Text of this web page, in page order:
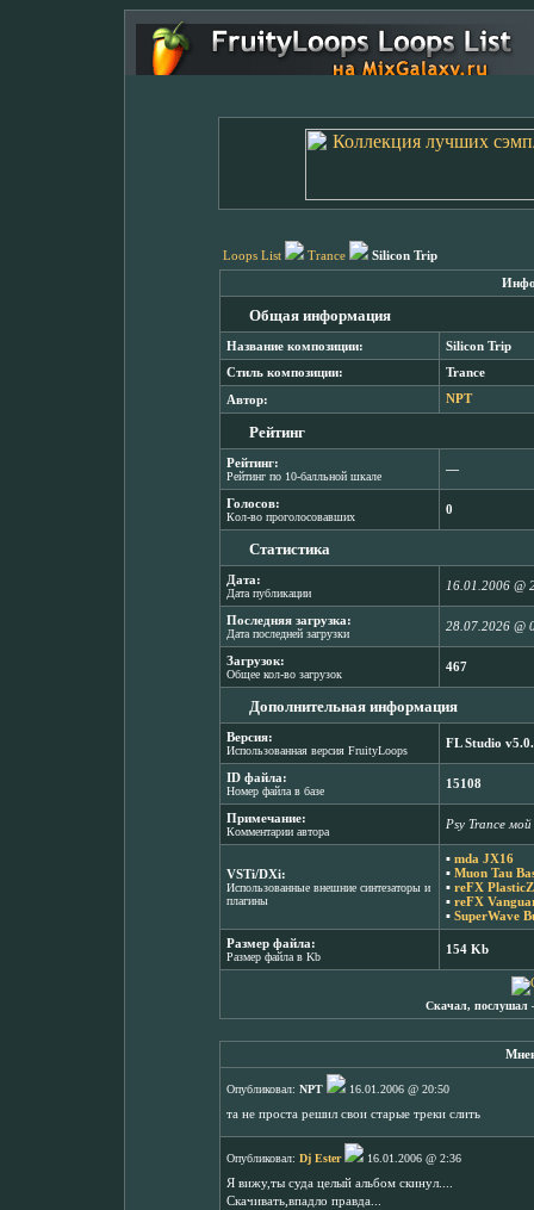
Loops List Trance Silicon Trip
Общая информация
Название композиции: Silicon Trip
Стиль композиции: Trance
Автор: NPT
Рейтинг
Рейтинг:
Рейтинг по 10-балльной шкале
―
Голосов:
Кол-во проголосовавших
0
Статистика
Дата:
Дата публикации
16.01.2006 @
Последняя загрузка:
Дата последней загрузки
28.07.2026 @
Загрузок:
Общее кол-во загрузок
467
Дополнительная информация
Версия:
Использованная версия FruityLoops
FL Studio
ID файла:
Номер файла в базе
15108
Примечание:
Комментарии автора
Psy Trance
VSTi/DXi:
Использованные внешние синтезаторы и
плагины
▪ mda JX16
▪ Muon Tau
▪ reFX
▪ reFX
▪ SuperWave
Размер файла:
Размер файла в Kb
154 Kb
Скачал, послушал
Опубликовал: NPT
16.01.2006 @ 20:50
та не проста решил свои старые треки слить
Опубликовал: Dj Ester
16.01.2006 @ 2:36
Я вижу,ты суда целый альбом скинул....
Скачивать,впадло правда...